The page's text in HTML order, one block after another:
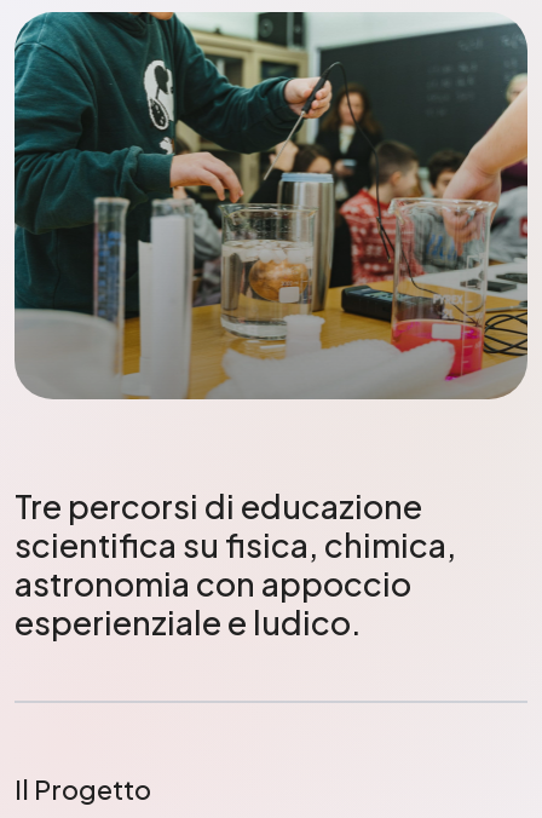
Tre percorsi di educazione
scientifica su fisica, chimica,
astronomia con appoccio
esperienziale e ludico.
Il Progetto